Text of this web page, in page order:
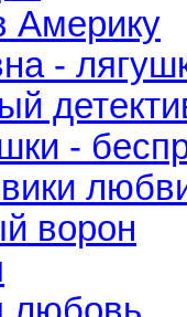
Америку
-
-
ворон